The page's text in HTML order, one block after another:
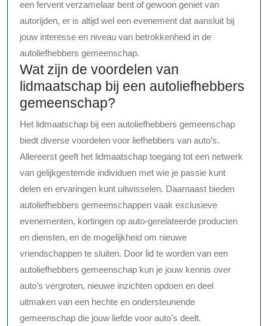
een fervent verzamelaar bent of gewoon geniet van
autorijden, er is altijd wel een evenement dat aansluit bij
jouw interesse en niveau van betrokkenheid in de
autoliefhebbers gemeenschap.
Wat zijn de voordelen van
lidmaatschap bij een autoliefhebbers
gemeenschap?
Het lidmaatschap bij een autoliefhebbers gemeenschap
biedt diverse voordelen voor liefhebbers van auto’s.
Allereerst geeft het lidmaatschap toegang tot een netwerk
van gelijkgestemde individuen met wie je passie kunt
delen en ervaringen kunt uitwisselen. Daarnaast bieden
autoliefhebbers gemeenschappen vaak exclusieve
evenementen, kortingen op auto-gerelateerde producten
en diensten, en de mogelijkheid om nieuwe
vriendschappen te sluiten. Door lid te worden van een
autoliefhebbers gemeenschap kun je jouw kennis over
auto’s vergroten, nieuwe inzichten opdoen en deel
uitmaken van een hechte en ondersteunende
gemeenschap die jouw liefde voor auto’s deelt.